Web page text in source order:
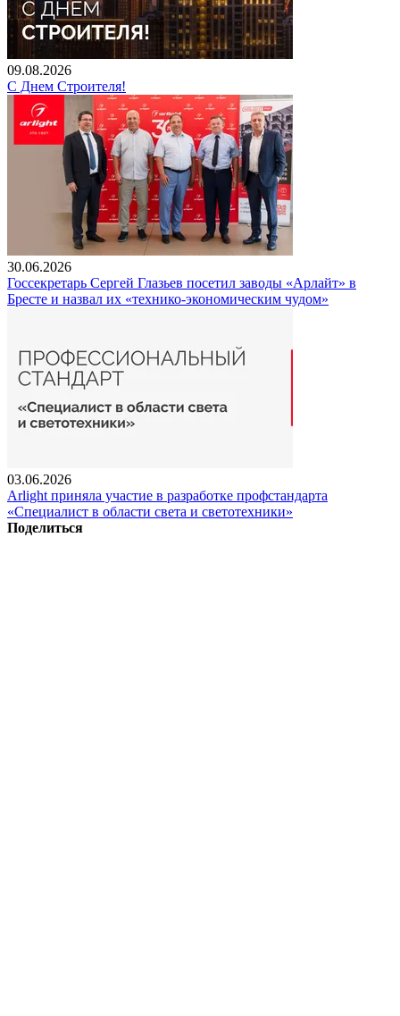
09.08.2026
С Днем Строителя!
30.06.2026
Госсекретарь Сергей Глазьев посетил заводы «Арлайт» в
Бресте и назвал их «технико-экономическим чудом»
03.06.2026
Arlight приняла участие в разработке профстандарта
«Специалист в области света и светотехники»
Поделиться